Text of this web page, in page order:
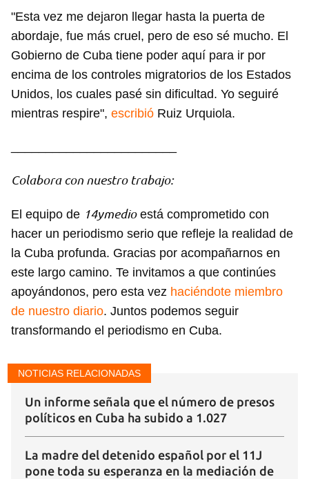
Guardar como favorito
Para poder guardar como favorito, primero has de
"Esta vez me dejaron llegar hasta la puerta de
abordaje, fue más cruel, pero de eso sé mucho. El
Gobierno de Cuba tiene poder aquí para ir por
encima de los controles migratorios de los Estados
Unidos, los cuales pasé sin dificultad. Yo seguiré
mientras respire", escribió Ruiz Urquiola.
Colabora con nuestro trabajo:
El equipo de 14ymedioestá comprometido con
hacer un periodismo serio que refleje la realidad de
la Cuba profunda. Gracias por acompañarnos en
este largo camino. Te invitamos a que continúes
apoyándonos, pero esta vez haciéndote miembro
de nuestro diario. Juntos podemos seguir
transformando el periodismo en Cuba.
NOTICIAS RELACIONADAS
Un informe señala que el número de presos
políticos en Cuba ha subido a 1.027
La madre del detenido español por el 11J
pone toda su esperanza en la mediación de